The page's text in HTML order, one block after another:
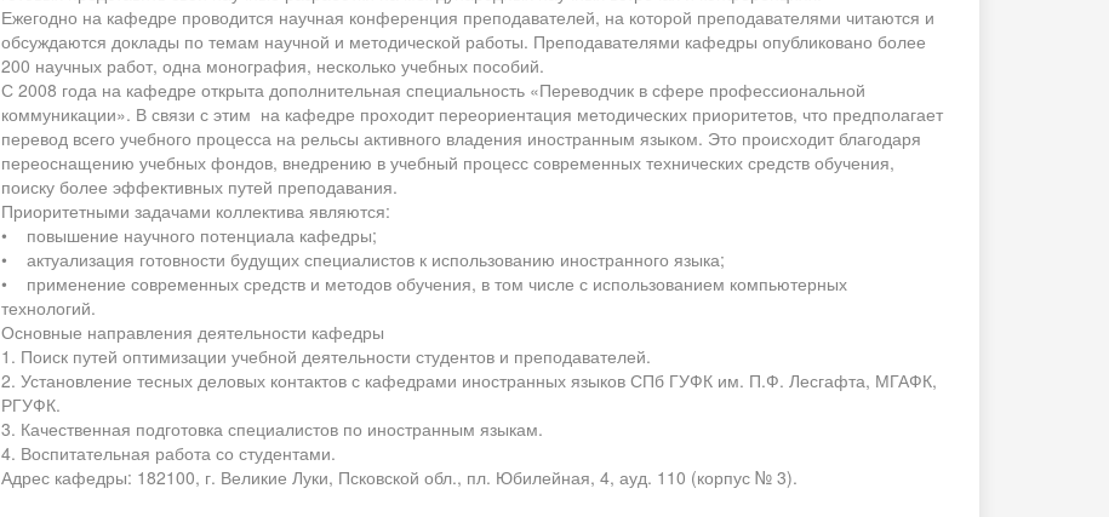
Ежегодно на кафедре проводится научная конференция преподавателей, на которой преподавателями читаются и
обсуждаются доклады по темам научной и методической работы. Преподавателями кафедры опубликовано более
200 научных работ, одна монография, несколько учебных пособий.
С 2008 года на кафедре открыта дополнительная специальность «Переводчик в сфере профессиональной
коммуникации». В связи с этим на кафедре проходит переориентация методических приоритетов, что предполагает
перевод всего учебного процесса на рельсы активного владения иностранным языком. Это происходит благодаря
переоснащению учебных фондов, внедрению в учебный процесс современных технических средств обучения,
поиску более эффективных путей преподавания.
Приоритетными задачами коллектива являются:
• повышение научного потенциала кафедры;
• актуализация готовности будущих специалистов к использованию иностранного языка;
• применение современных средств и методов обучения, в том числе с использованием компьютерных
технологий.
Основные направления деятельности кафедры
1. Поиск путей оптимизации учебной деятельности студентов и преподавателей.
2. Установление тесных деловых контактов с кафедрами иностранных языков СПб ГУФК им. П.Ф. Лесгафта, МГАФК,
РГУФК.
3. Качественная подготовка специалистов по иностранным языкам.
4. Воспитательная работа со студентами.
Адрес кафедры: 182100, г. Великие Луки, Псковской обл., пл. Юбилейная, 4, ауд. 110 (корпус № 3).